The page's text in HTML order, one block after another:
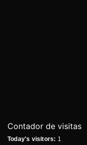
Contador de visitas
Today's visitors: 1